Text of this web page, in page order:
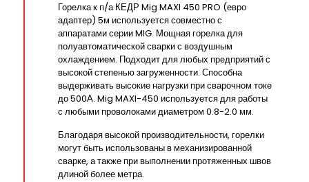
Горелка к п/а КЕДР Mig MAXI 450 PRO (евро
адаптер) 5м используется совместно с
аппаратами серии MIG. Мощная горелка для
полуавтоматической сварки с воздушным
охлаждением. Подходит для любых предприятий с
высокой степенью загруженности. Способна
выдерживать высокие нагрузки при сварочном токе
до 500А. Mig MAXI-450 используется для работы
с любыми проволоками диаметром 0.8-2.0 мм.
Благодаря высокой производительности, горелки
могут быть использованы в механизированной
сварке, а также при выполнении протяженных швов
длиной более метра.